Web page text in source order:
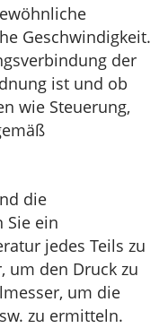
Geschwindigkeit.
der
ist und ob
wie Steuerung,
die
Sie ein
jedes Teils zu
um den Druck zu
um die
zu ermitteln.